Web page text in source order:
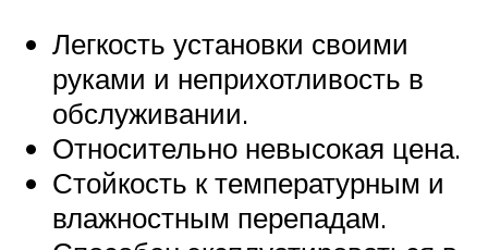
Легкость установки своими
руками и неприхотливость в
обслуживании.
Относительно невысокая цена.
Стойкость к температурным и
влажностным перепадам.